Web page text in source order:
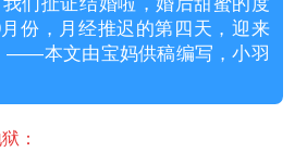
份，月经推迟的第四天，迎来
——本文由宝妈供稿编写，小羽
：